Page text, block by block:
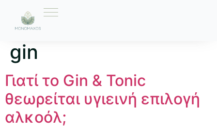
Ετικέτα:
gin
Γιατί το Gin & Tonic
θεωρείται υγιεινή επιλογή
αλκοόλ;